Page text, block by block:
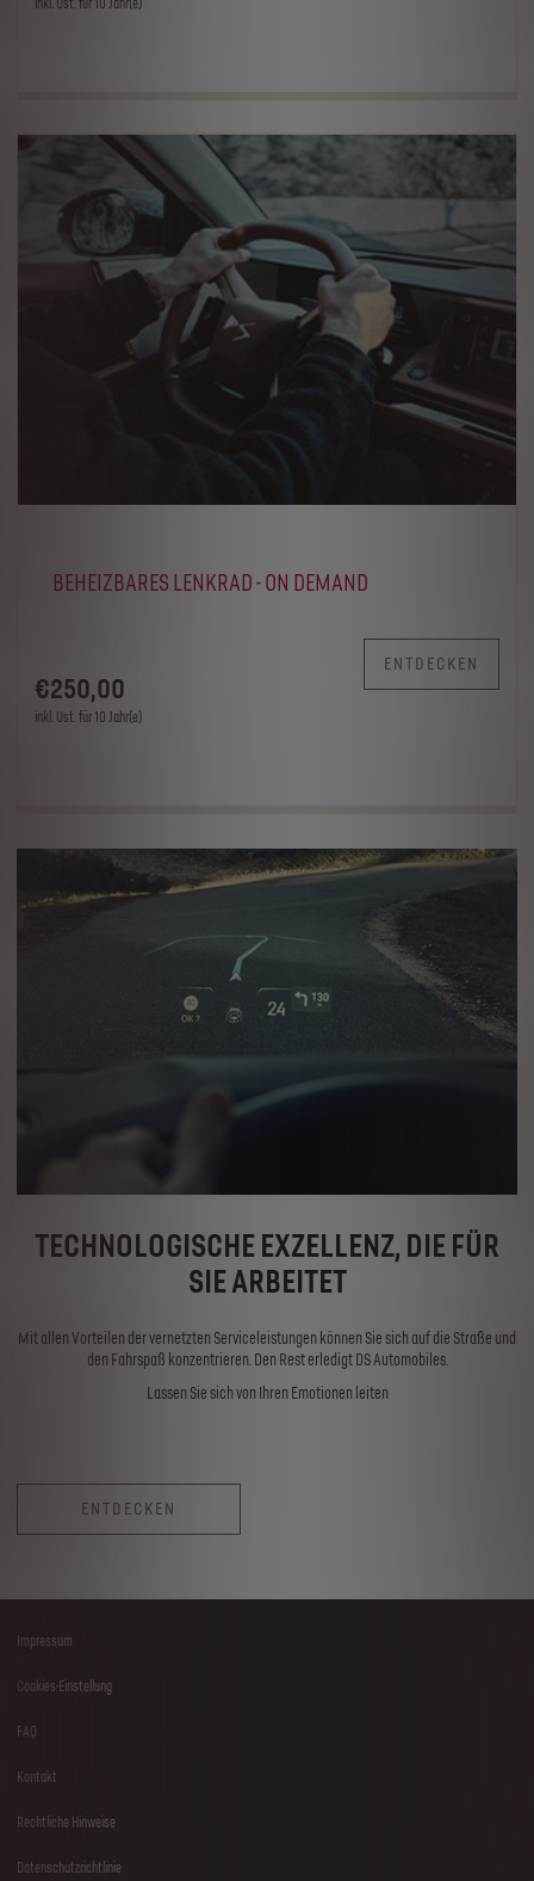
inkl. Ust. für 10 Jahr(e)
BEHEIZBARES LENKRAD - ON DEMAND
€250,00
inkl. Ust. für 10 Jahr(e)
ENTDECKEN
TECHNOLOGISCHE EXZELLENZ, DIE FÜR
SIE ARBEITET
Mit allen Vorteilen der vernetzten Serviceleistungen können Sie sich auf die Straße und
den Fahrspaß konzentrieren. Den Rest erledigt DS Automobiles.
Lassen Sie sich von Ihren Emotionen leiten
ENTDECKEN
Footer
Impressum
Cookies-Einstellung
FAQ
Kontakt
Rechtliche Hinweise
Datenschutzrichtlinie